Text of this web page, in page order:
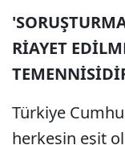
RİAYET
Türkiye
herkesin eşit